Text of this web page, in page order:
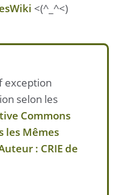
<(^_^<)
exception
selon les
Commons
les Mêmes
: CRIE de